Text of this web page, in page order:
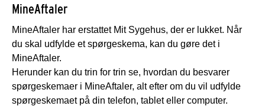
MineAftaler
MineAftaler har erstattet Mit Sygehus, der er lukket. Når
du skal udfylde et spørgeskema, kan du gøre det i
MineAftaler.
Herunder kan du trin for trin se, hvordan du besvarer
spørgeskemaer i MineAftaler, alt efter om du vil udfylde
spørgeskemaet på din telefon, tablet eller computer.